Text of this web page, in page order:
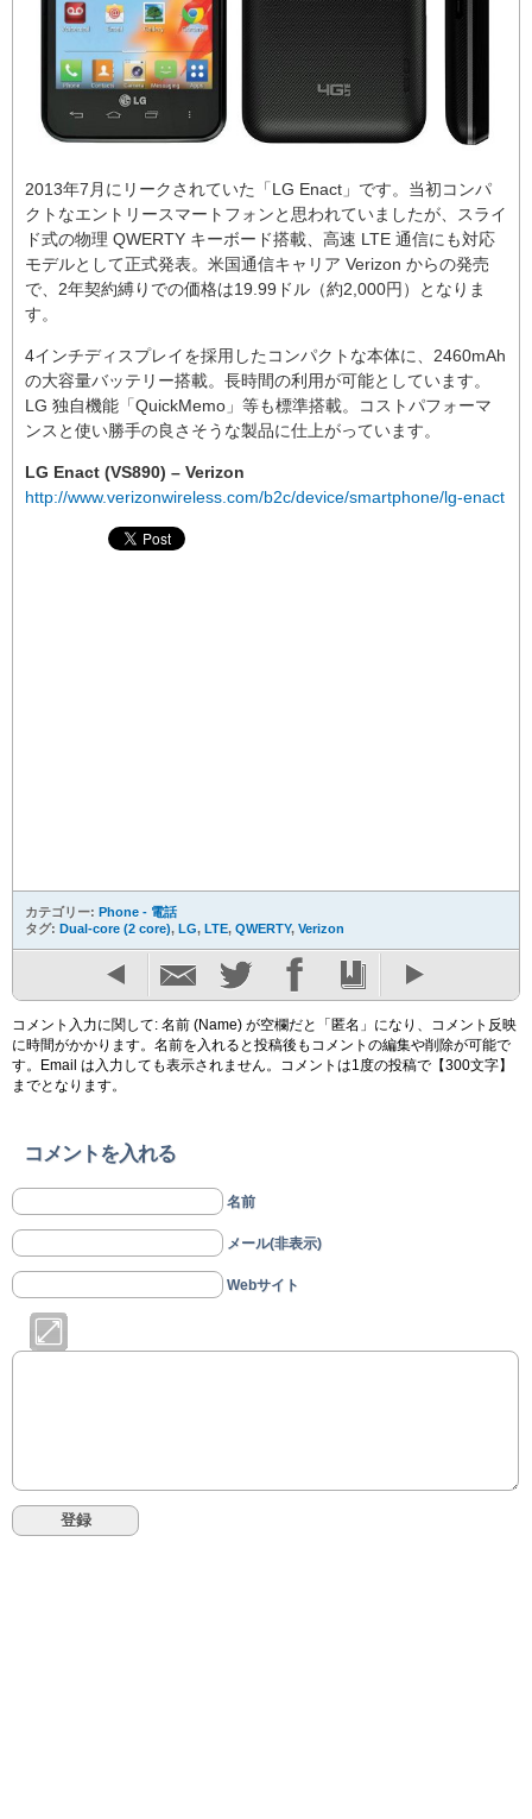
2013年7月にリークされていた「LG Enact」です。当初コンパ
クトなエントリースマートフォンと思われていましたが、スライ
ド式の物理 QWERTY キーボード搭載、高速 LTE 通信にも対応
モデルとして正式発表。米国通信キャリア Verizon からの発売
で、2年契約縛りでの価格は19.99ドル（約2,000円）となりま
す。
4インチディスプレイを採用したコンパクトな本体に、2460mAh
の大容量バッテリー搭載。長時間の利用が可能としています。
LG 独自機能「QuickMemo」等も標準搭載。コストパフォーマ
ンスと使い勝手の良さそうな製品に仕上がっています。
LG Enact (VS890) – Verizon
http://www.verizonwireless.com/b2c/device/smartphone/lg-enact
カテゴリー: Phone - 電話
タグ: Dual-core (2 core), LG, LTE, QWERTY, Verizon
コメント入力に関して: 名前 (Name) が空欄だと「匿名」になり、コメント反映
に時間がかかります。名前を入れると投稿後もコメントの編集や削除が可能で
す。Email は入力しても表示されません。コメントは1度の投稿で【300文字】
までとなります。
コメントを入れる
名前
メール(非表示)
Webサイト